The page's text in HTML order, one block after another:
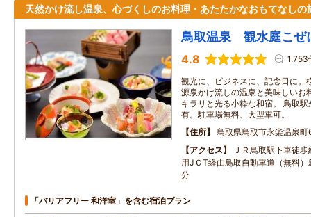
天然かけ流し温泉、心づくしのお料理・あたたかなおもてなしの
鳥取温泉 観水庭こぜ
4.8 1,753
観光に、ビジネスに、記念日に。
源泉かけ流しの温泉と美味しいお
キラリと光る小粋な和宿。 鳥取
有。駐車場無料、大型車可。
住所
鳥取県鳥取市永楽温泉町
アクセス
ＪＲ鳥取駅下車徒
用JＣT経由鳥取自動車道（無料
分
「バリアフリー 和洋室」を含む宿泊プラン